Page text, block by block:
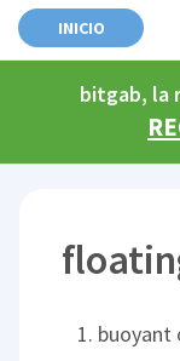
INICIO
bitgab, la
buoyant